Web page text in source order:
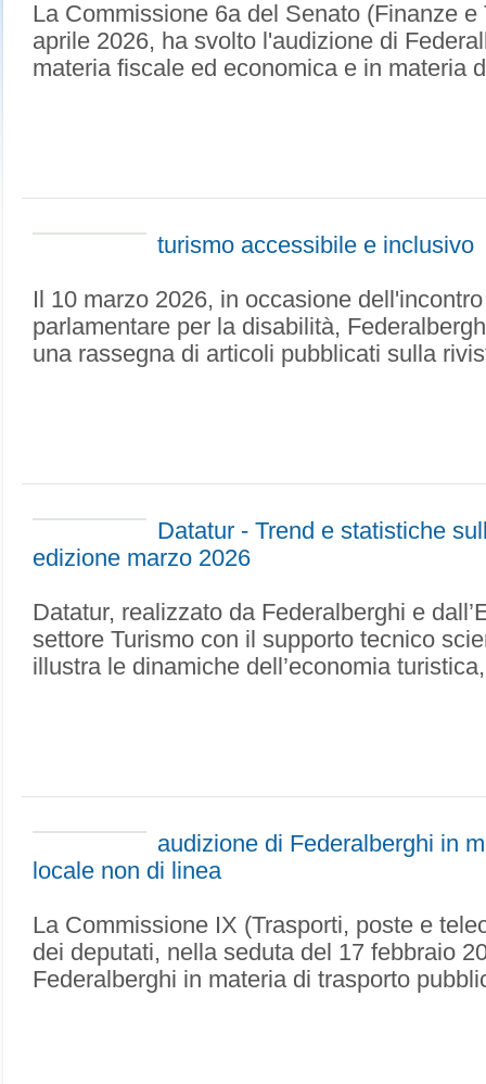
La Commissione 6a del Senato (Finanze
aprile 2026, ha svolto l'audizione di
materia fiscale ed economica e in materia
turismo accessibile e inclusivo
Il 10 marzo 2026, in occasione
parlamentare per la disabilità,
una rassegna di articoli pubblicati sulla
Datatur - Trend e statistiche
edizione marzo 2026
Datatur, realizzato da Federalberghi e
settore Turismo con il supporto tecnico
illustra le dinamiche dell’economia
audizione di Federalberghi in
locale non di linea
La Commissione IX (Trasporti, poste e
dei deputati, nella seduta del 17 febbraio
Federalberghi in materia di trasporto